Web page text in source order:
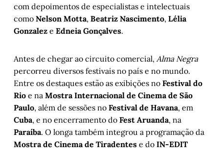
com depoimentos de especialistas e intelectuais
como Nelson Motta, Beatriz Nascimento, Lélia
Gonzalez e Edneia Gonçalves.
Antes de chegar ao circuito comercial, Alma Negra
percorreu diversos festivais no país e no mundo.
Entre os destaques estão as exibições no Festival do
Rio e na Mostra Internacional de Cinema de São
Paulo, além de sessões no Festival de Havana, em
Cuba, e no encerramento do Fest Aruanda, na
Paraíba. O longa também integrou a programação da
Mostra de Cinema de Tiradentes e do IN-EDIT